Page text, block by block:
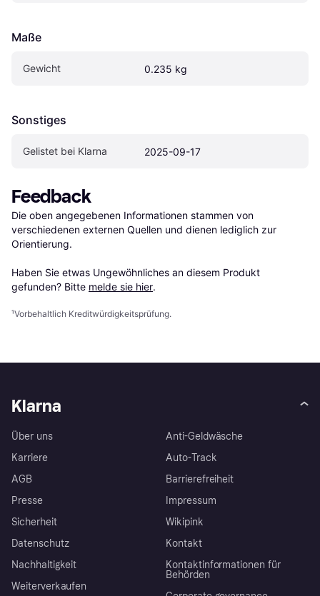
Maße
Gewicht 0.235 kg
Sonstiges
Gelistet bei Klarna 2025-09-17
Feedback
Die oben angegebenen Informationen stammen von
verschiedenen externen Quellen und dienen lediglich zur
Orientierung.
Haben Sie etwas Ungewöhnliches an diesem Produkt
gefunden? Bitte melde sie hier.
¹Vorbehaltlich Kreditwürdigkeitsprüfung.
Klarna
Über uns
Karriere
AGB
Presse
Sicherheit
Datenschutz
Nachhaltigkeit
Weiterverkaufen
Anti-Geldwäsche
Auto-Track
Barrierefreiheit
Impressum
Wikipink
Kontakt
Kontaktinformationen für
Behörden